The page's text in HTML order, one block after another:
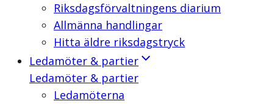
Riksdagsförvaltningens diarium
Allmänna handlingar
Hitta äldre riksdagstryck
Ledamöter & partier
Ledamöter & partier
Ledamöterna